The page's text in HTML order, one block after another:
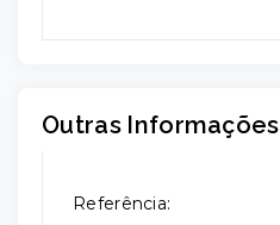
Outras Informações
Referência: